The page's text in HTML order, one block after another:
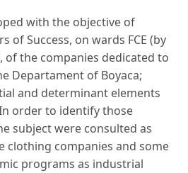
with the objective of
of Success, on wards FCE (by
of the companies dedicated to
Departament of Boyaca;
and determinant elements
order to identify those
subject were consulted as
clothing companies and some
programs as industrial